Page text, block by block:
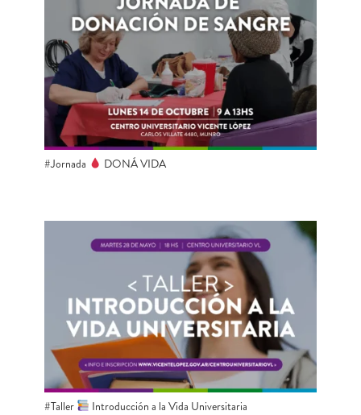
#Jornada DONÁ VIDA
#Taller Introducción a la Vida Universitaria